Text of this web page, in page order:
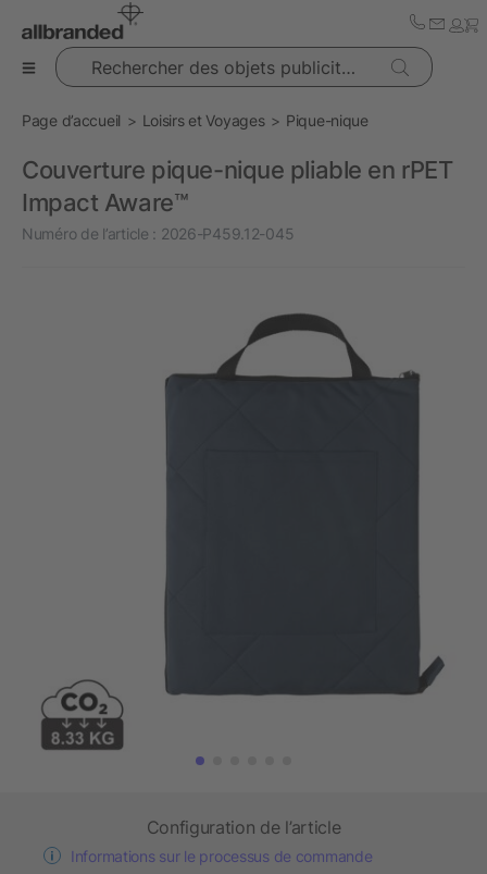
Rechercher des objets publicitaires
Page d’accueil Loisirs et Voyages Pique-nique
Couverture pique-nique pliable en rPET
Impact Aware™
Numéro de l’article : 2026-P459.12-045
Configuration de l’article
Informations sur le processus de commande